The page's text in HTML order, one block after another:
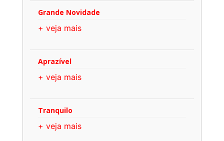
Grande Novidade
+ veja mais
Aprazível
+ veja mais
Tranquilo
+ veja mais